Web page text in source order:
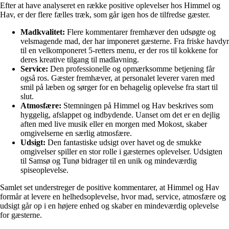
Efter at have analyseret en række positive oplevelser hos Himmel og
Hav, er der flere fælles træk, som går igen hos de tilfredse gæster.
Madkvalitet: Flere kommentarer fremhæver den udsøgte og
velsmagende mad, der har imponeret gæsterne. Fra friske havdyr
til en velkomponeret 5-retters menu, er der ros til kokkene for
deres kreative tilgang til madlavning.
Service: Den professionelle og opmærksomme betjening får
også ros. Gæster fremhæver, at personalet leverer varen med
smil på læben og sørger for en behagelig oplevelse fra start til
slut.
Atmosfære: Stemningen på Himmel og Hav beskrives som
hyggelig, afslappet og indbydende. Uanset om det er en dejlig
aften med live musik eller en morgen med Mokost, skaber
omgivelserne en særlig atmosfære.
Udsigt: Den fantastiske udsigt over havet og de smukke
omgivelser spiller en stor rolle i gæsternes oplevelser. Udsigten
til Samsø og Tunø bidrager til en unik og mindeværdig
spiseoplevelse.
Samlet set understreger de positive kommentarer, at Himmel og Hav
formår at levere en helhedsoplevelse, hvor mad, service, atmosfære og
udsigt går op i en højere enhed og skaber en mindeværdig oplevelse
for gæsterne.